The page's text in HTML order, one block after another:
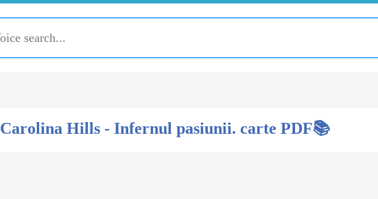
Carolina Hills - Infernul pasiunii. carte PDF📚